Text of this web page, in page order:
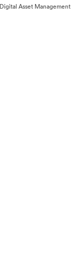
Asset Management